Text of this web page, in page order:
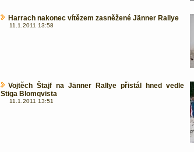
Harrach nakonec vítězem zasněžené Jänner Rallye
11.1.2011 13:58
Vojtěch Štajf na Jänner Rallye přistál hned vedle
Stiga Blomqvista
11.1.2011 13:51